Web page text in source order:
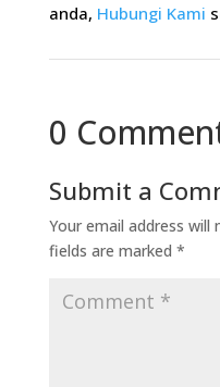
anda, Hubungi Kami
0
Submit a
Your email address will
fields are marked *